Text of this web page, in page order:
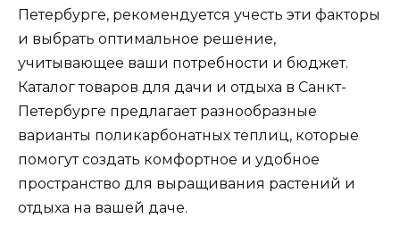
Петербурге, рекомендуется учесть эти факторы
и выбрать оптимальное решение,
учитывающее ваши потребности и бюджет.
Каталог товаров для дачи и отдыха в Санкт-
Петербурге предлагает разнообразные
варианты поликарбонатных теплиц, которые
помогут создать комфортное и удобное
пространство для выращивания растений и
отдыха на вашей даче.